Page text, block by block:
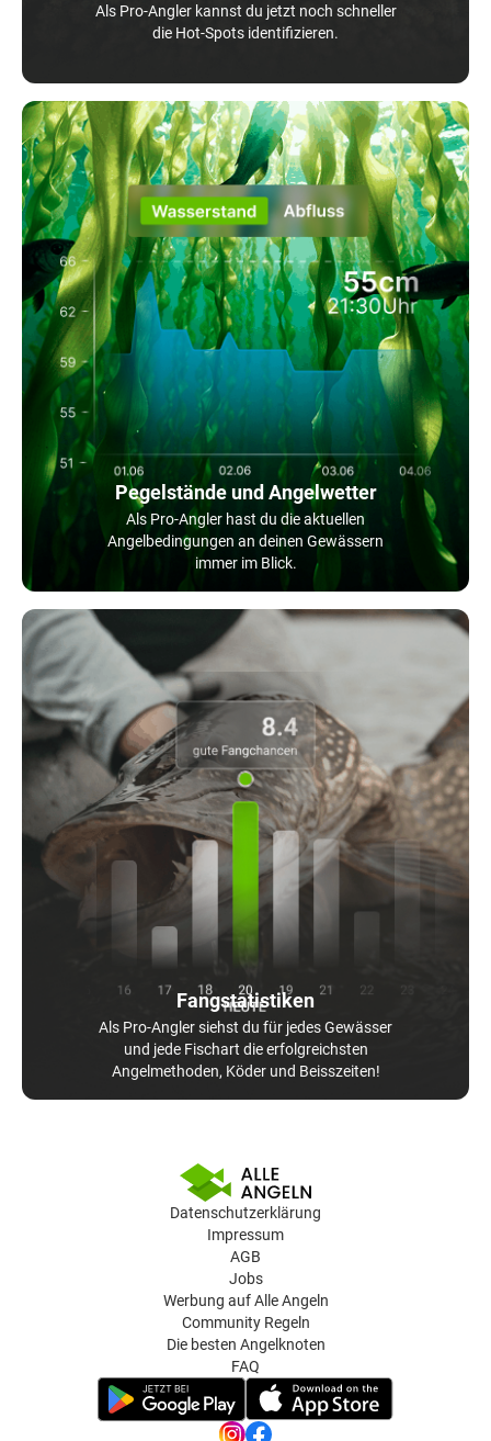
Als Pro-Angler kannst du jetzt noch schneller
die Hot-Spots identifizieren.
Pegelstände und Angelwetter
Als Pro-Angler hast du die aktuellen
Angelbedingungen an deinen Gewässern
immer im Blick.
Fangstatistiken
Als Pro-Angler siehst du für jedes Gewässer
und jede Fischart die erfolgreichsten
Angelmethoden, Köder und Beisszeiten!
Datenschutzerklärung
Impressum
AGB
Jobs
Werbung auf Alle Angeln
Community Regeln
Die besten Angelknoten
FAQ